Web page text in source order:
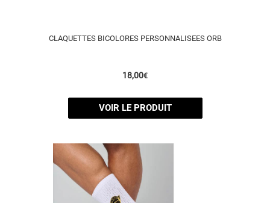
CLAQUETTES BICOLORES PERSONNALISEES ORB
18,00€
VOIR LE PRODUIT